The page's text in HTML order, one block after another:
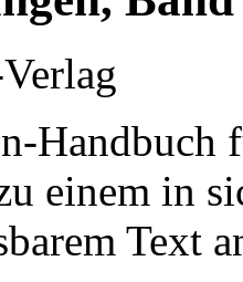
einem in
Text